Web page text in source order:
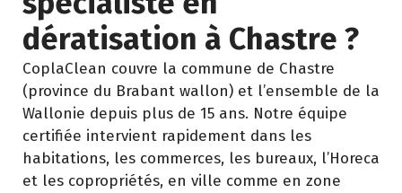
dératisation à Chastre ?
CoplaClean couvre la commune de Chastre
(province du Brabant wallon) et l’ensemble de la
Wallonie depuis plus de 15 ans. Notre équipe
certifiée intervient rapidement dans les
habitations, les commerces, les bureaux, l’Horeca
et les copropriétés, en ville comme en zone